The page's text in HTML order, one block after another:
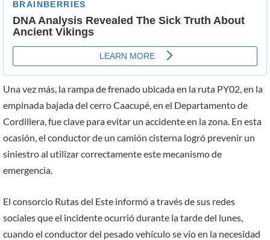
Una vez más, la rampa de frenado ubicada en la ruta PY02, en la
empinada bajada del cerro Caacupé, en el Departamento de
Cordillera, fue clave para evitar un accidente en la zona. En esta
ocasión, el conductor de un camión cisterna logró prevenir un
siniestro al utilizar correctamente este mecanismo de
emergencia.
El consorcio Rutas del Este informó a través de sus redes
sociales que el incidente ocurrió durante la tarde del lunes,
cuando el conductor del pesado vehículo se vio en la necesidad